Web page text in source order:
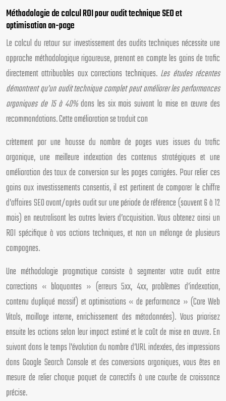
Méthodologie de calcul ROI pour audit technique SEO et
optimisation on-page
Le calcul du retour sur investissement des audits techniques nécessite une
approche méthodologique rigoureuse, prenant en compte les gains de trafic
directement attribuables aux corrections techniques. Les études récentes
démontrent qu’un audit technique complet peut améliorer les performances
organiques de 15 à 40%dans les six mois suivant la mise en œuvre des
recommandations. Cette amélioration se traduit con
crètement par une hausse du nombre de pages vues issues du trafic
organique, une meilleure indexation des contenus stratégiques et une
amélioration des taux de conversion sur les pages corrigées. Pour relier ces
gains aux investissements consentis, il est pertinent de comparer le chiffre
d’affaires SEO avant/après audit sur une période de référence (souvent 6 à 12
mois) en neutralisant les autres leviers d’acquisition. Vous obtenez ainsi un
ROI spécifique à vos actions techniques, et non un mélange de plusieurs
campagnes.
Une méthodologie pragmatique consiste à segmenter votre audit entre
corrections « bloquantes » (erreurs 5xx, 4xx, problèmes d’indexation,
contenu dupliqué massif) et optimisations « de performance » (Core Web
Vitals, maillage interne, enrichissement des métadonnées). Vous priorisez
ensuite les actions selon leur impact estimé et le coût de mise en œuvre. En
suivant dans le temps l’évolution du nombre d’URL indexées, des impressions
dans Google Search Console et des conversions organiques, vous êtes en
mesure de relier chaque paquet de correctifs à une courbe de croissance
précise.